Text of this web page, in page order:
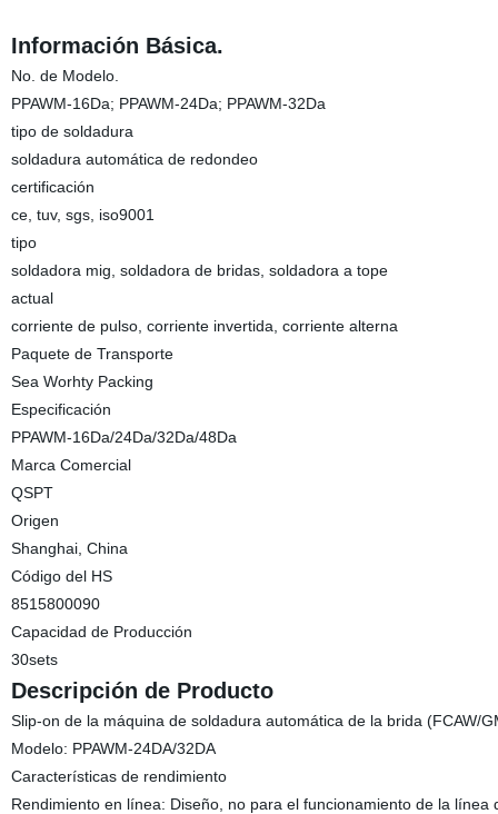
Información Básica.
No. de Modelo.
PPAWM-16Da; PPAWM-24Da; PPAWM-32Da
tipo de soldadura
soldadura automática de redondeo
certificación
ce, tuv, sgs, iso9001
tipo
soldadora mig, soldadora de bridas, soldadora a tope
actual
corriente de pulso, corriente invertida, corriente alterna
Paquete de Transporte
Sea Worhty Packing
Especificación
PPAWM-16Da/24Da/32Da/48Da
Marca Comercial
QSPT
Origen
Shanghai, China
Código del HS
8515800090
Capacidad de Producción
30sets
Descripción de Producto
Slip-on de la máquina de soldadura automática de la brida (FCAW/
Modelo: PPAWM-24DA/32DA
Características de rendimiento
Rendimiento en línea: Diseño, no para el funcionamiento de la línea